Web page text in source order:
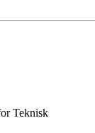
Teknisk